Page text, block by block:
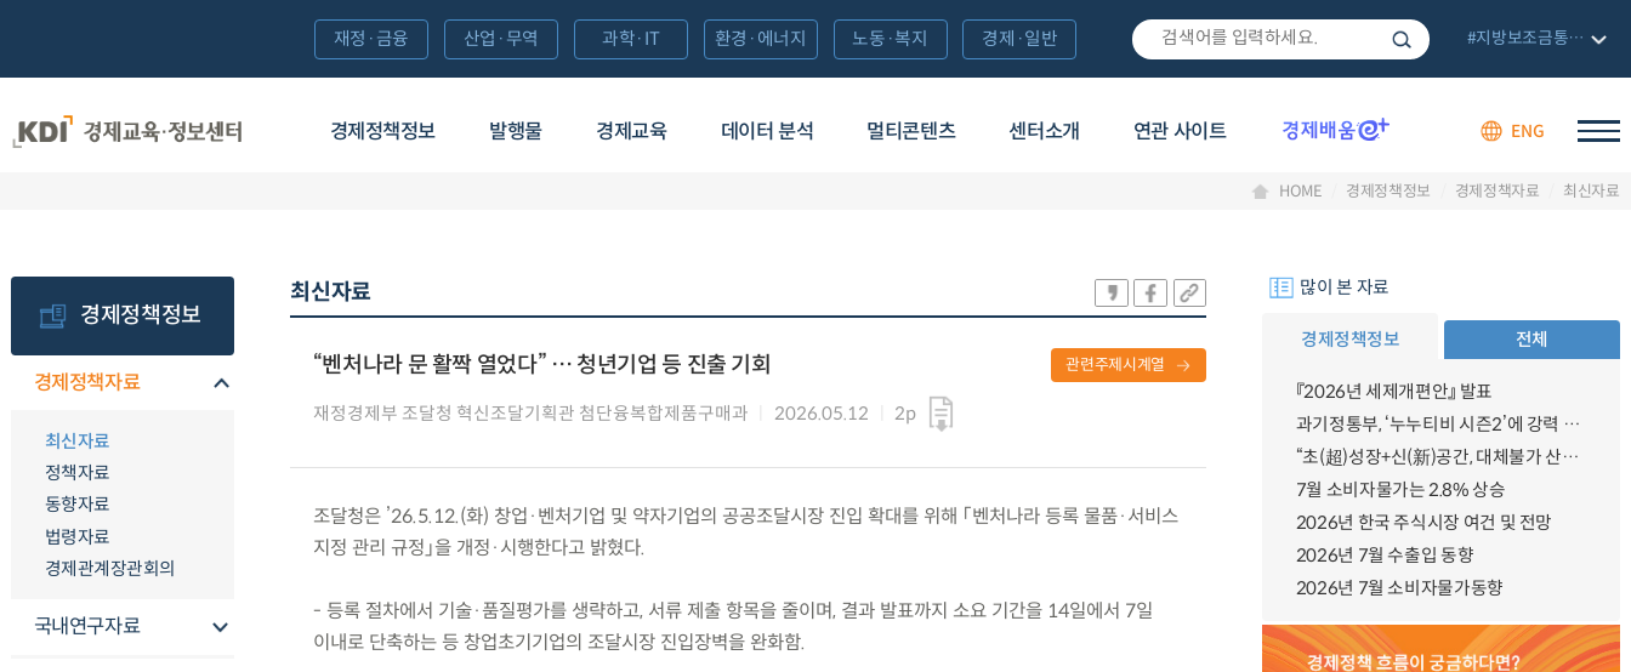
경제정책정보 발행물 경제교육 데이터 분석 멀티콘텐츠 센터소개 연관 사이트 ENG
재정·금융 산업·무역 과학·IT 환경·에너지 노동·복지 경제·일반 #지방보조금통합관리망
HOME 경제정책정보 경제정책자료 최신자료
경제정책정보
경제정책자료
최신자료
정책자료
동향자료
법령자료
경제관계장관회의
국내연구자료
최신자료
“벤처나라 문 활짝 열었다” … 청년기업 등 진출 기회
재정경제부 조달청 혁신조달기획관 첨단융복합제품구매과 2026.05.12 2p
관련주제시계열
조달청은 ’26.5.12.(화) 창업·벤처기업 및 약자기업의 공공조달시장 진입 확대를 위해 「벤처나라 등록 물품·서비스
지정 관리 규정」을 개정·시행한다고 밝혔다.
- 등록 절차에서 기술·품질평가를 생략하고, 서류 제출 항목을 줄이며, 결과 발표까지 소요 기간을 14일에서 7일
이내로 단축하는 등 창업초기기업의 조달시장 진입장벽을 완화함.
많이 본 자료
경제정책정보 전체
『2026년 세제개편안』 발표
과기정통부, ‘누누티비 시즌2’에 강력 대응 의지 밝혀
“초(超)성장+신(新)공간, 대체불가 산업강국”
7월 소비자물가는 2.8% 상승
2026년 한국 주식시장 여건 및 전망
2026년 7월 수출입 동향
2026년 7월 소비자물가동향